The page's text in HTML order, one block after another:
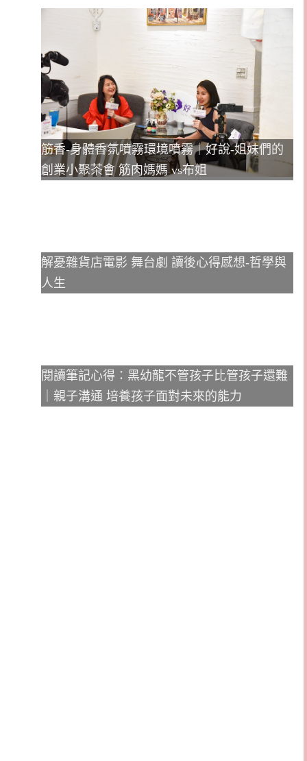
筋香-身體香氛噴霧環境噴霧｜好說-姐妹們的
創業小聚茶會 筋肉媽媽 vs布姐
解憂雜貨店電影 舞台劇 讀後心得感想-哲學與
人生
閱讀筆記心得：黑幼龍不管孩子比管孩子還難
｜親子溝通 培養孩子面對未來的能力